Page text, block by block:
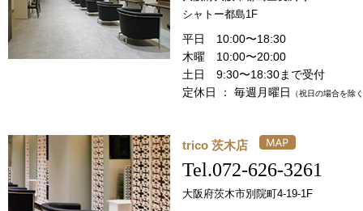
シャトー都島1F
平日 10:00〜18:30
木曜 10:00〜20:00
土日 9:30〜18:30まで受付
定休日 ： 毎週月曜日
（祝日の場合を除
trico 茨木店
Tel.072-626-3261
大阪府茨木市別院町4-19-1F